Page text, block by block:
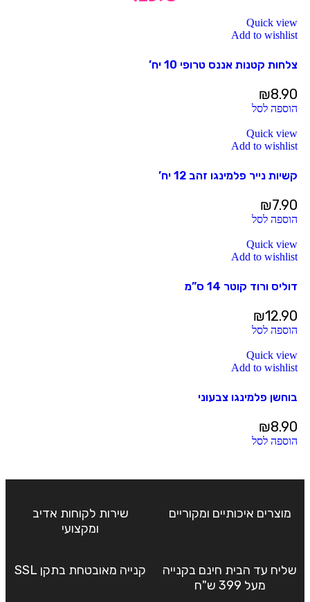
Quick view
Add to wishlist
צלחות קטנות אננס טרופי 10 יח’
₪8.90
הוספה לסל
Quick view
Add to wishlist
קשיות נייר פלמינגו זהב 12 יח’
₪7.90
הוספה לסל
Quick view
Add to wishlist
דוליס ורוד קוטר 14 ס”מ
₪12.90
הוספה לסל
Quick view
Add to wishlist
בוחשן פלמינגו צבעוני
₪8.90
הוספה לסל
מוצרים איכותיים ומקוריים
שירות לקוחות אדיב
ומקצועי
שליח עד הבית חינם בקנייה
מעל 399 ש"ח
קנייה מאובטחת בתקן SSL